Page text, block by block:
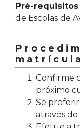
Pré-requisitos
de Escolas de
matrícula
Confirme
próximo
Se
através do